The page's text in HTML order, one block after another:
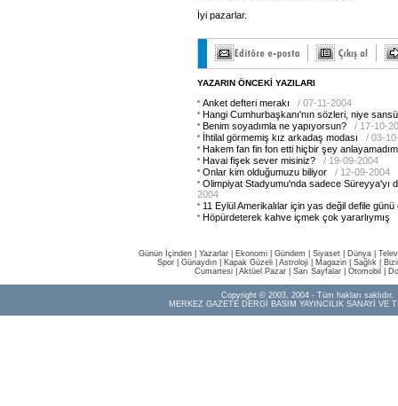
İyi pazarlar.
YAZARIN ÖNCEKİ YAZILARI
Anket defteri merakı
/ 07-11-2004
Hangi Cumhurbaşkanı'nın sözleri, niye
Benim soyadımla ne yapıyorsun?
/ 17-10-
İhtilal görmemiş kız arkadaş modası
/ 03-
Hakem fan fin fon etti hiçbir şey anlayamadım
Havai fişek sever misiniz?
/ 19-09-2004
Onlar kim olduğumuzu biliyor
/ 12-09-2004
Olimpiyat Stadyumu'nda sadece Süreyya'yı
2004
11 Eylül Amerikalılar için yas değil defile günü
Höpürdeterek kahve içmek çok yararlıymış
Günün İçinden Yazarlar Ekonomi Gündem Siyaset Dünya |
Spor
Günaydın Kapak Güzeli Astroloji Magazin Sağlık
Cumartesi| Aktüel Pazar| Sarı Sayfalar| Otomobil
Copyright © 2003, 2004 - Tüm hakları saklıdır.
MERKEZ GAZETE DERGİ BASIM YAYINCILIK SANAYİ VE